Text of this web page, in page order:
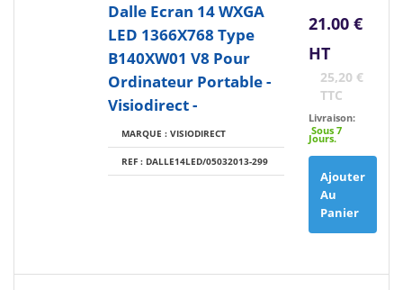
Dalle Ecran 14 WXGA
LED 1366X768 Type
B140XW01 V8 Pour
Ordinateur Portable -
Visiodirect -
MARQUE : VISIODIRECT
REF : DALLE14LED/05032013-299
21.00 €
HT
25,20 €
TTC
Livraison:
Sous 7
Jours.
Ajouter
Au
Panier